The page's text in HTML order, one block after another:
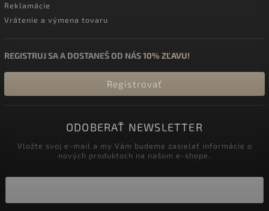
Reklamácie
Vrátenie a výmena tovaru
REGISTRUJ SA A DOSTANEŠ OD NÁS10% ZĽAVU!
Registrovať
ODOBERAŤ NEWSLETTER
Vložte svoj e-mail a my Vám budeme zasielať informácie o
nových produktoch na našom e-shope.